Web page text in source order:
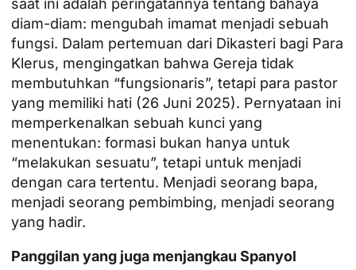
saat ini adalah peringatannya tentang bahaya
diam-diam: mengubah imamat menjadi sebuah
fungsi. Dalam pertemuan dari Dikasteri bagi Para
Klerus, mengingatkan bahwa Gereja tidak
membutuhkan “fungsionaris”, tetapi para pastor
yang memiliki hati (26 Juni 2025). Pernyataan ini
memperkenalkan sebuah kunci yang
menentukan: formasi bukan hanya untuk
“melakukan sesuatu”, tetapi untuk menjadi
dengan cara tertentu. Menjadi seorang bapa,
menjadi seorang pembimbing, menjadi seorang
yang hadir.
Panggilan yang juga menjangkau Spanyol